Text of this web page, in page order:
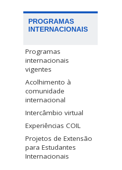
PROGRAMAS
INTERNACIONAIS
Programas
internacionais
vigentes
Acolhimento à
comunidade
internacional
Intercâmbio virtual
Experiências COIL
Projetos de Extensão
para Estudantes
Internacionais